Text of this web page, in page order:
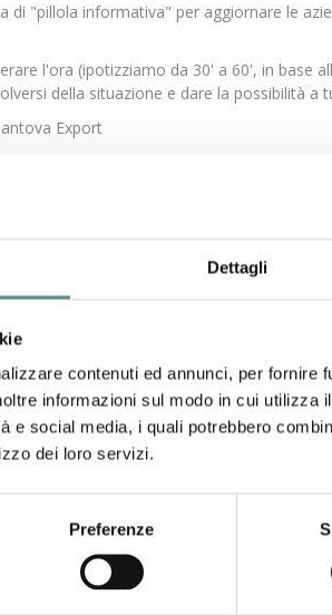
Dettagli
contenuti ed annunci, per fornire
informazioni sul modo in cui
e social media, i quali potrebbero
dei loro servizi.
Preferenze
"pillola informativa" per aggiornare le
l'ora (ipotizziamo da 30' a 60', in base
della situazione e dare la possibilità a
Export
di Commercio:
CHIUSURA ESTIVA UFFICI